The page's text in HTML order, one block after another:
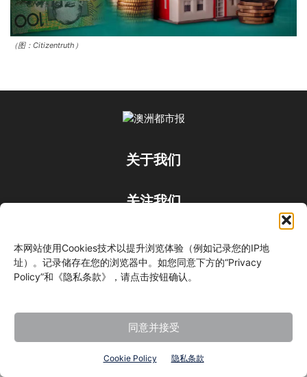
本网站使用Cookies技术以提升浏览体验（例如记录您的IP地
址）。记录储存在您的浏览器中。如您同意下方的“Privacy
Policy”和《隐私条款》，请点击按钮确认。
同意并接受
Cookie Policy 隐私条款
（图：Citizentruth）
关于我们
关注我们